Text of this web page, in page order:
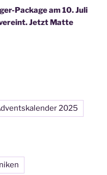
Package am 10. Juli
Jetzt Matte
2025